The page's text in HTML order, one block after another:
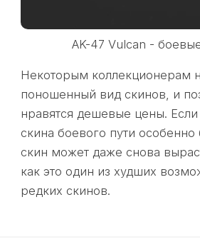
AK-47 Vulcan -
Некоторым коллекционерам
поношенный вид скинов, и
нравятся дешевые цены. Если
скина боевого пути особенно
скин может даже снова
как это один из худших
редких скинов.